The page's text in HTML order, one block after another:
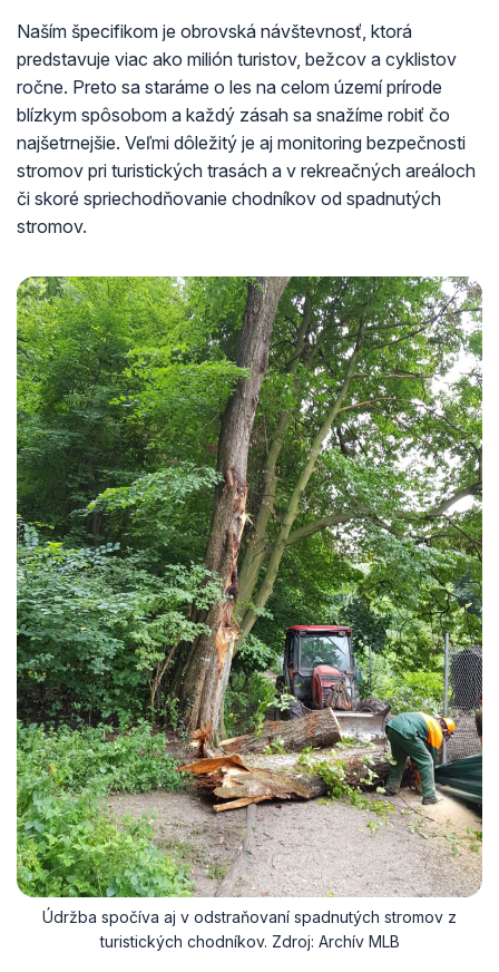
Naším špecifikom je obrovská návštevnosť, ktorá
predstavuje viac ako milión turistov, bežcov a cyklistov
ročne. Preto sa staráme o les na celom území prírode
blízkym spôsobom a každý zásah sa snažíme robiť čo
najšetrnejšie. Veľmi dôležitý je aj monitoring bezpečnosti
stromov pri turistických trasách a v rekreačných areáloch
či skoré spriechodňovanie chodníkov od spadnutých
stromov.
Údržba spočíva aj v odstraňovaní spadnutých stromov z
turistických chodníkov. Zdroj: Archív MLB